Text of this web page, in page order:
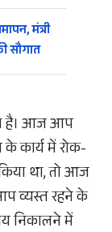
मंत्री
सौगात
है। आज आप
के कार्य में रोक-
था, तो आज
व्यस्त रहने के
निकालने में